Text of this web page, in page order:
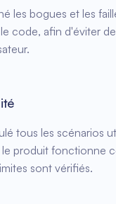
les bogues et les
code, afin d'éviter
tous les scénarios
le produit fonctionne
sont vérifiés.